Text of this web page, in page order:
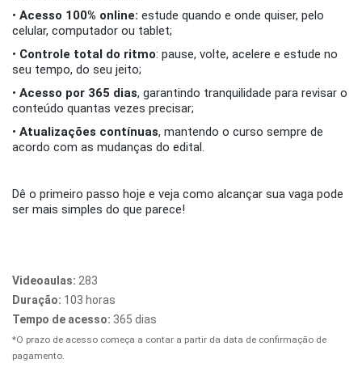
• Acesso 100% online: estude quando e onde quiser, pelo
celular, computador ou tablet;
• Controle total do ritmo: pause, volte, acelere e estude no
seu tempo, do seu jeito;
• Acesso por 365 dias, garantindo tranquilidade para revisar o
conteúdo quantas vezes precisar;
• Atualizações contínuas, mantendo o curso sempre de
acordo com as mudanças do edital.
Dê o primeiro passo hoje e veja como alcançar sua vaga pode
ser mais simples do que parece!
Videoaulas: 283
Duração: 103 horas
Tempo de acesso: 365 dias
*O prazo de acesso começa a contar a partir da data de confirmação de
pagamento.